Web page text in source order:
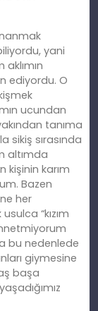
yani
aklımın
ediyordu. O
ucundan
tanıma
sikiş sırasında
altımda
kişinin karım
Bazen
her
“kızım
bu nedenlede
giymesine
başa